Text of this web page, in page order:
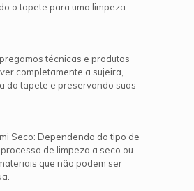
o tapete para uma limpeza
técnicas e produtos
completamente a sujeira,
do tapete e preservando suas
Seco: Dependendo do tipo de
de limpeza a seco ou
que não podem ser